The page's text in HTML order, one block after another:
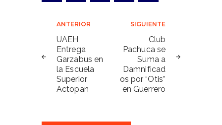
Navegación
de
entradas
ANTERIOR
UAEH
Entrega
Garzabus en
la Escuela
Superior
Actopan
SIGUIENTE
Club
Pachuca se
Suma a
Damnificad
os por “Otis”
en Guerrero